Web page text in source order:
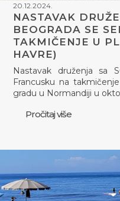
20.12.2024.
NASTAVAK
BEOGRADA SE
TAKMIČENJE U
HAVRE)
Nastavak druženja sa
Francusku na
gradu u Normandiji u
Pročitaj više